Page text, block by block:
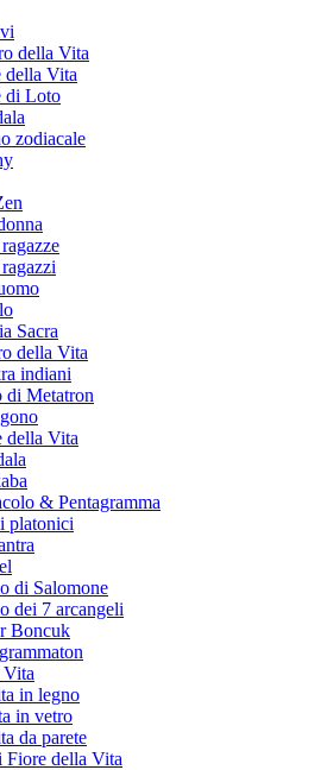
della Vita
della Vita
di Loto
zodiacale
Sacra
della Vita
indiani
Metatron
della Vita
& Pentagramma
platonici
di Salomone
dei 7 arcangeli
Boncuk
Vita
in legno
in vetro
da parete
Fiore della Vita